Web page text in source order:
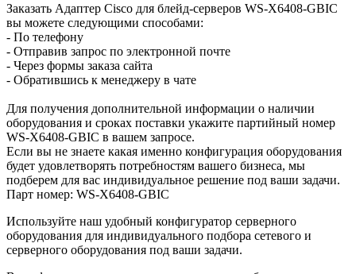
Заказать Адаптер Cisco для блейд-серверов WS-X6408-GBIC
вы можете следующими способами:
- По телефону
- Отправив запрос по электронной почте
- Через формы заказа сайта
- Обратившись к менеджеру в чате
Для получения дополнительной информации о наличии
оборудования и сроках поставки укажите партийный номер
WS-X6408-GBIC в вашем запросе.
Если вы не знаете какая именно конфигурация оборудования
будет удовлетворять потребностям вашего бизнеса, мы
подберем для вас индивидуальное решение под ваши задачи.
Парт номер: WS-X6408-GBIC
Используйте наш удобный конфигуратор серверного
оборудования для индивидуального подбора сетевого и
серверного оборудования под ваши задачи.